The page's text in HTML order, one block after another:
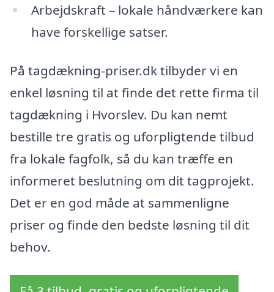
Arbejdskraft – lokale håndværkere kan
have forskellige satser.
På tagdækning-priser.dk tilbyder vi en
enkel løsning til at finde det rette firma til
tagdækning i Hvorslev. Du kan nemt
bestille tre gratis og uforpligtende tilbud
fra lokale fagfolk, så du kan træffe en
informeret beslutning om dit tagprojekt.
Det er en god måde at sammenligne
priser og finde den bedste løsning til dit
behov.